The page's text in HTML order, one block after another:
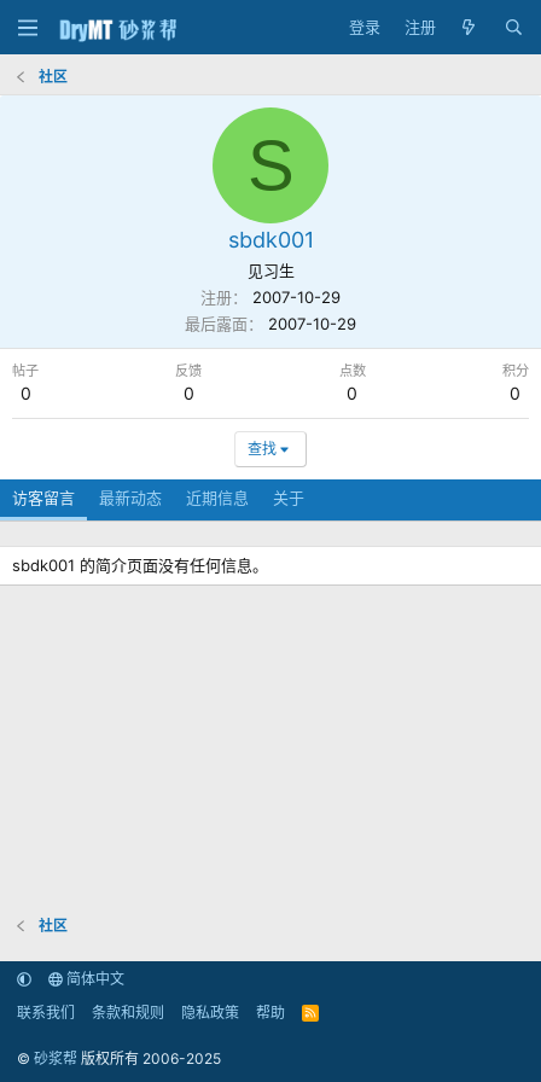
登录 注册
社区
S
sbdk001
见习生
注册
2007-10-29
最后露面
2007-10-29
帖子
0
反馈
0
点数
0
积分
0
查找
访客留言 最新动态 近期信息 关于
sbdk001 的简介页面没有任何信息。
社区
简体中文
联系我们
条款和规则 隐私政策 帮助
R
© 砂浆帮 版权所有 2006-2025